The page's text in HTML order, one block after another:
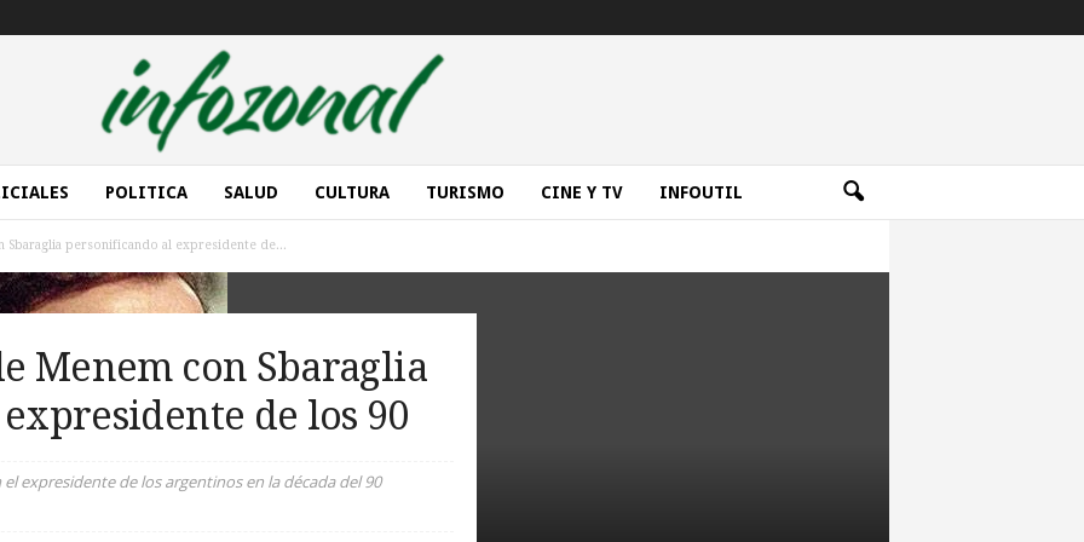
POLITICA SALUD CULTURA TURISMO CINE Y TV INFOUTIL
Sbaraglia personificando al expresidente de...
Menem con Sbaraglia
de los 90
expresidente de los argentinos en la década del 90